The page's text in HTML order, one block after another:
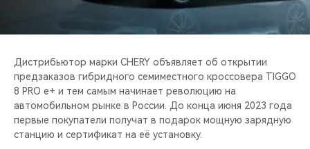
CHERY И СПОРТ
НАШИ МЕРОПРИЯТИЯ
ВИДЕООБЗОРЫ
CHERY ДЛЯ ДЕТЕЙ
Дистрибьютор марки CHERY объявляет об открытии
предзаказов гибридного семиместного кроссовера TIGGO
8 PRO e+ и тем самым начинает революцию на
автомобильном рынке в России. До конца июня 2023 года
первые покупатели получат в подарок мощную зарядную
станцию и сертификат на её установку.